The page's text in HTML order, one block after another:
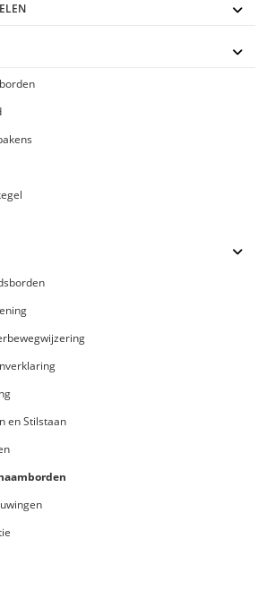
en Stilstaan